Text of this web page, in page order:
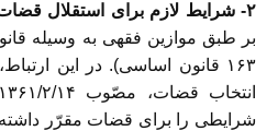
۲- شرایط لازم برای استقلال قضات:
بر طبق موازین فقهی به وسیله
۱۶۳ قانون اساسی). در این
شرایطی را برای قضات مقرّر